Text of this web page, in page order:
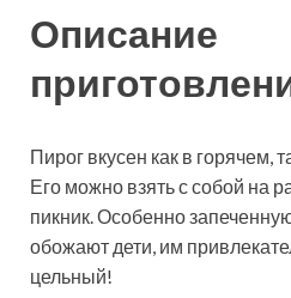
Описание
Пирог вкусен как в горячем,
Его можно взять с собой на
пикник. Особенно
обожают дети, им
цельный!